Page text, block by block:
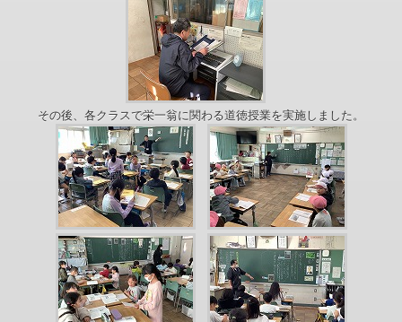
その後、各クラスで栄一翁に関わる道徳授業を実施しました。